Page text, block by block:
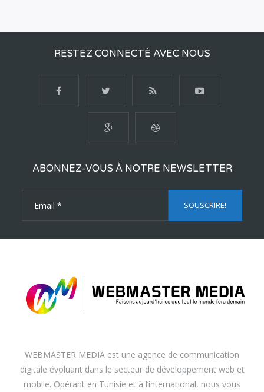
RESTEZ CONNECTÉ AVEC NOUS
ABONNEZ-VOUS À NOTRE NEWSLETTER
WEBMASTER MEDIA est une agence de communication
digitale évoluant dans le secteur de développement web et
mobile. Opérant en Tunisie et à l’international, nous vous